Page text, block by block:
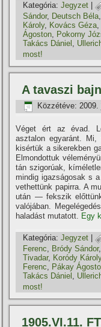
Kategória: Jegyzet |
Sándor, Deutsch Béla
Károly, Kovács Géza
Ágoston
Pokorny
Takács Dániel ,
most!
A tavaszi
Közzétéve: 2009.
Véget ért az évad.
asztalon egyaránt. Mi,
kisértük a sikerekben
Elmondottuk
tán szigorúak,
mindig igazságosak s
vethettünk papirra. A
után — fekszik
valójában.
haladást mutatott.
Egy
Kategória: Jegyzet |
Ferenc
Bródy Sándor,
Tivadar, Koródy
Ferenc
Pákay
Takács Dániel ,
most!
1905.VI.11.